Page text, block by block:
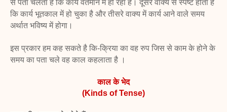
से पता चलता है कि कार्य वर्तमान में हो रहा है। दूसरे वाक्य से स्पष्ट होता है
कि कार्य भूतकाल में हो चुका है और तीसरे वाक्य में कार्य आने वाले समय
अर्थात भविष्य में होगा।
इस प्रकार हम कह सकते है कि-क्रिया का वह रुप जिस से काम के होने के
समय का पता चले वह काल कहलाता है ।
काल के भेद
(Kinds of Tense)